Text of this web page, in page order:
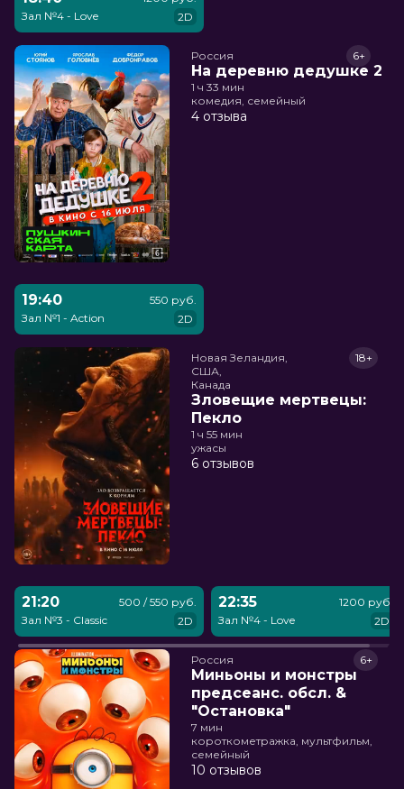
Зал №4 - Love
2D
Россия
На деревню дедушке 2
6+
1 ч 33 мин
комедия, семейный
4 отзыва
19:40
Зал №1 - Action
550 руб.
2D
Новая Зеландия,
США,
Канада
Зловещие мертвецы:
Пекло
18+
1 ч 55 мин
ужасы
6 отзывов
21:20
Зал №3 - Classic
500 / 550 руб.
2D
22:35
Зал №4 - Love
1200 руб.
2D
Россия
Миньоны и монстры
предсеанс. обсл. &
"Остановка"
6+
7 мин
короткометражка, мультфильм,
семейный
10 отзывов